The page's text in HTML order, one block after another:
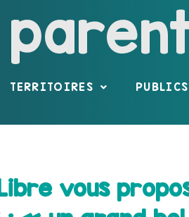
TERRITOIRES PUBLICS
vous